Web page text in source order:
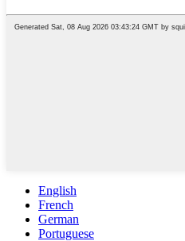
English
French
German
Portuguese